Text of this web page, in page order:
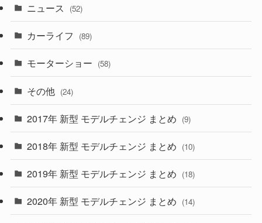
(43)
(6)
(9)
(4)
(30)
(27)
(28)
(27)
(26)
(33)
(10)
(35)
ニュース (52)
カーライフ (89)
モーターショー (58)
その他 (24)
2017年 新型 モデルチェンジ まとめ (9)
2018年 新型 モデルチェンジ まとめ (10)
2019年 新型 モデルチェンジ まとめ (18)
2020年 新型 モデルチェンジ まとめ (14)